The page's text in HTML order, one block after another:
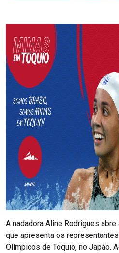
A nadadora Aline Rodrigues abre
que apresenta os
Olímpicos de Tóquio, no Japão.